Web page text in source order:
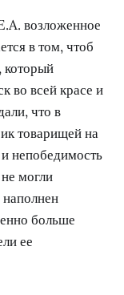
возложенное
в том, чтоб
который
во всей красе и
что в
товарищей на
непобедимость
могли
наполнен
больше
ее